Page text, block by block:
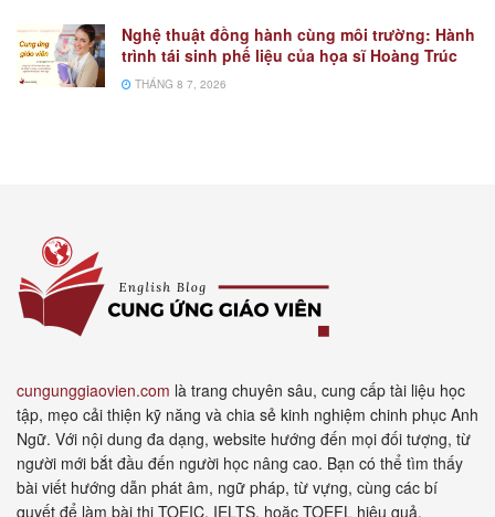
Nghệ thuật đồng hành cùng môi trường: Hành
trình tái sinh phế liệu của họa sĩ Hoàng Trúc
THÁNG 8 7, 2026
cungunggiaovien.com là trang chuyên sâu, cung cấp tài liệu học
tập, mẹo cải thiện kỹ năng và chia sẻ kinh nghiệm chinh phục Anh
Ngữ. Với nội dung đa dạng, website hướng đến mọi đối tượng, từ
người mới bắt đầu đến người học nâng cao. Bạn có thể tìm thấy
bài viết hướng dẫn phát âm, ngữ pháp, từ vựng, cùng các bí
quyết để làm bài thi TOEIC, IELTS, hoặc TOEFL hiệu quả.